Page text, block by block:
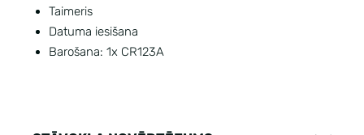
Taimeris
Datuma iesišana
Barošana: 1x CR123A